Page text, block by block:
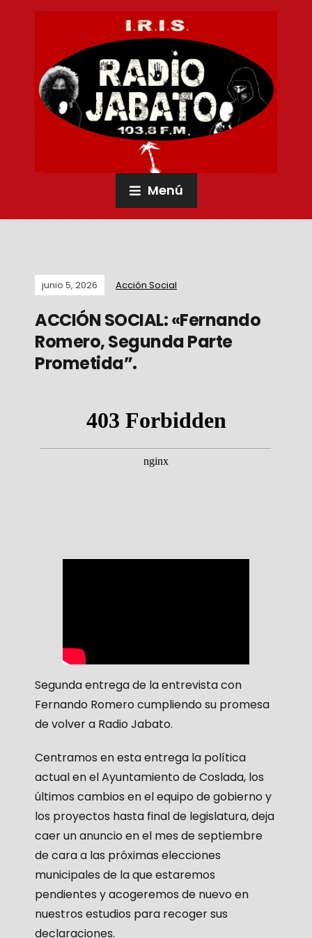
Menú
junio 5, 2026 Acción Social
ACCIÓN SOCIAL: «Fernando
Romero, Segunda Parte
Prometida”.
Segunda entrega de la entrevista con
Fernando Romero cumpliendo su promesa
de volver a Radio Jabato.
Centramos en esta entrega la política
actual en el Ayuntamiento de Coslada, los
últimos cambios en el equipo de gobierno y
los proyectos hasta final de legislatura, deja
caer un anuncio en el mes de septiembre
de cara a las próximas elecciones
municipales de la que estaremos
pendientes y acogeremos de nuevo en
nuestros estudios para recoger sus
declaraciones.